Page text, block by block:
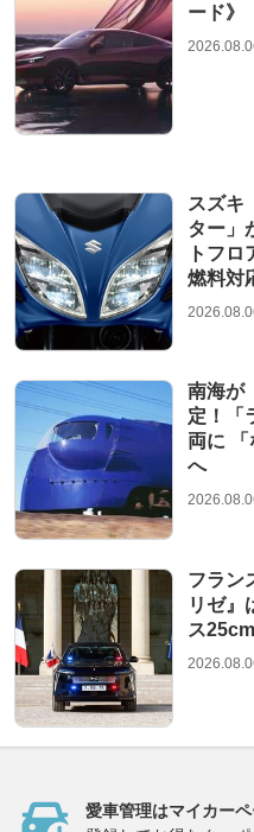
ード》
スズキ
ター」
トフ
燃料対
南海が
定！「
両に
へ
フラン
リゼ』
ス
愛車管理はマイカーペ